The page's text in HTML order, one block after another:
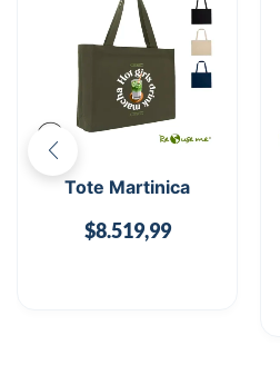
Tote Martinica
$8.519,99